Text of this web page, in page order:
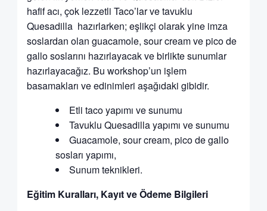
hafif acı, çok lezzetli Taco’lar ve tavuklu
Quesadilla hazırlarken; eşlikçi olarak yine imza
soslardan olan guacamole, sour cream ve pico de
gallo soslarını hazırlayacak ve birlikte sunumlar
hazırlayacağız. Bu workshop’un işlem
basamakları ve edinimleri aşağıdaki gibidir.
Etli taco yapımı ve sunumu
Tavuklu Quesadilla yapımı ve sunumu
Guacamole, sour cream, pico de gallo
sosları yapımı,
Sunum teknikleri.
Eğitim Kuralları, Kayıt ve Ödeme Bilgileri